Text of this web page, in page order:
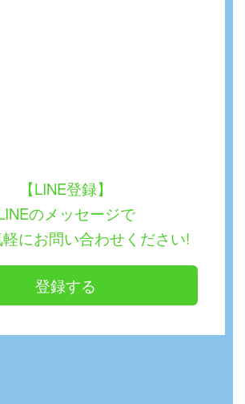
【LINE登録】
のメッセージで
にお問い合わせください!
登録する